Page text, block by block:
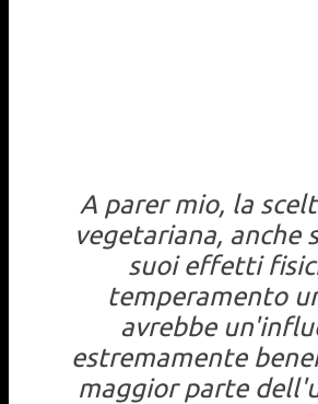
A parer mio, la
vegetariana, anche
suoi effetti
temperamento
avrebbe
estremamente
maggior parte